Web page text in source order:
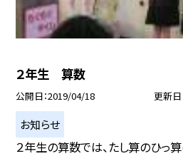
２年生 算数
公開日 2019/04/18 更新日
お知らせ
２年生の算数では、たし算のひっ